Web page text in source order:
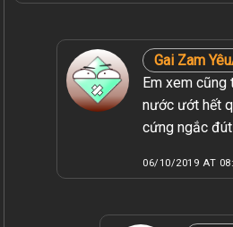
Gai Zam
Em xem cũng
nước ướt hết
cứng ngắc
06/10/2019 AT